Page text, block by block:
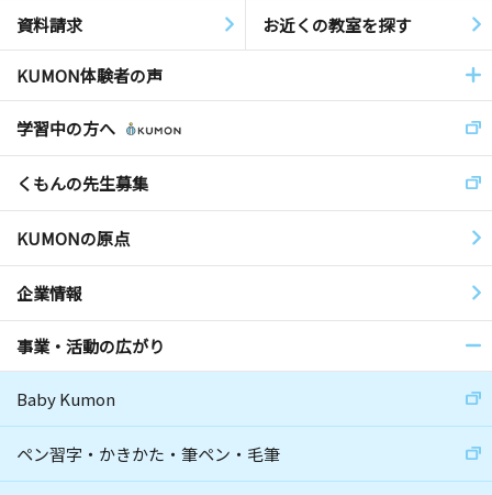
資料請求 お近くの教室を探す
KUMON体験者の声
学習中の方へ
くもんの先生募集
KUMONの原点
企業情報
事業・活動の広がり
Baby Kumon
ペン習字・かきかた・筆ペン・毛筆